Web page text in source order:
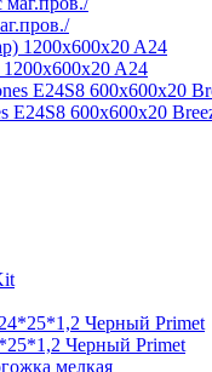
A24
E24S8 600x600x20
Черный Primet